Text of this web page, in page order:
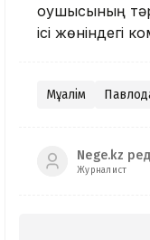
оқушысының
ісі жөніндегі
Мұғалім
Nege.kz
Журналист